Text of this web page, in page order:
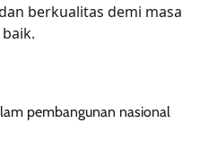
berkualitas demi masa
pembangunan nasional